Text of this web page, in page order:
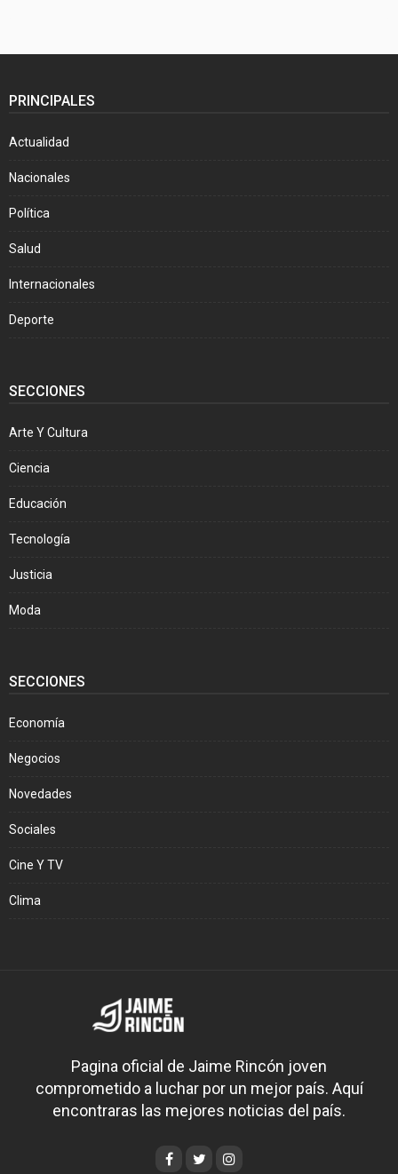
PRINCIPALES
Actualidad
Nacionales
Política
Salud
Internacionales
Deporte
SECCIONES
Arte Y Cultura
Ciencia
Educación
Tecnología
Justicia
Moda
SECCIONES
Economía
Negocios
Novedades
Sociales
Cine Y TV
Clima
Pagina oficial de Jaime Rincón joven
comprometido a luchar por un mejor país. Aquí
encontraras las mejores noticias del país.